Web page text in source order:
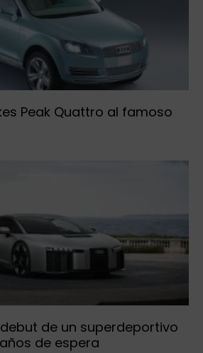
Peak Quattro al famoso
debut de un superdeportivo
de espera